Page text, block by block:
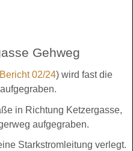
Gehweg
Bericht 02/24) wird fast die
in Richtung Ketzergasse,
aufgegraben.
Starkstromleitung verlegt.